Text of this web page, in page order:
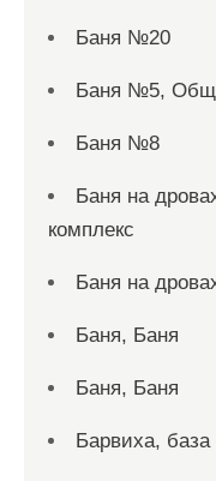
Баня №20
Баня №5,
Баня №8
Баня на
комплекс
Баня на
Баня, Баня
Баня, Баня
Барвиха, база